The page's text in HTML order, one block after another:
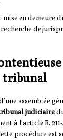
en demeure
de
tribunal
assemblée
judiciaire
à l’article R.
procédure est